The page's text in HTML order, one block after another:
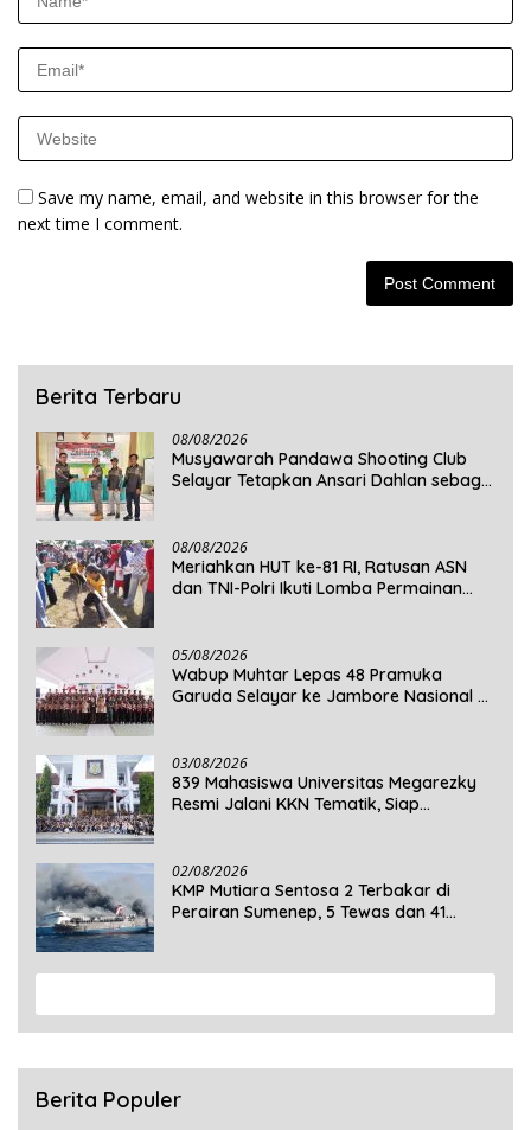
Save my name, email, and website in this browser for the
next time I comment.
Berita Terbaru
08/08/2026
Musyawarah Pandawa Shooting Club
Selayar Tetapkan Ansari Dahlan sebagai
08/08/2026
Meriahkan HUT ke-81 RI, Ratusan ASN
dan TNI-Polri Ikuti Lomba Permainan
05/08/2026
Wabup Muhtar Lepas 48 Pramuka
Garuda Selayar ke Jambore Nasional XII
03/08/2026
839 Mahasiswa Universitas Megarezky
Resmi Jalani KKN Tematik, Siap
02/08/2026
KMP Mutiara Sentosa 2 Terbakar di
Perairan Sumenep, 5 Tewas dan 41
Berita Populer